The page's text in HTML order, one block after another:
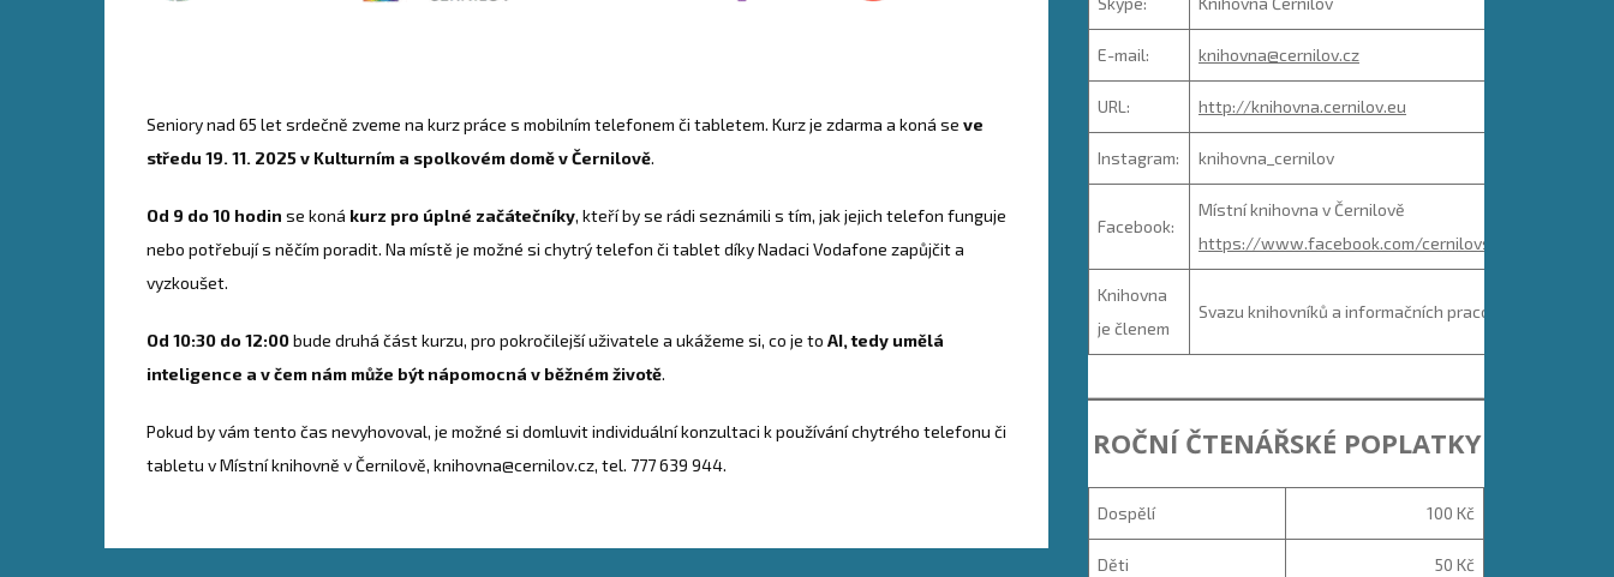
Seniory nad 65 let srdečně zveme na kurz práce s mobilním telefonem či tabletem. Kurz je zdarma a koná se ve
středu 19. 11. 2025 v Kulturním a spolkovém domě v Černilově.
Od 9 do 10 hodin se koná kurz pro úplné začátečníky, kteří by se rádi seznámili s tím, jak jejich telefon funguje
nebo potřebují s něčím poradit. Na místě je možné si chytrý telefon či tablet díky Nadaci Vodafone zapůjčit a
vyzkoušet.
Od 10:30 do 12:00bude druhá část kurzu, pro pokročilejší uživatele a ukážeme si, co je to AI, tedy umělá
inteligence a v čem nám může být nápomocná v běžném životě.
Pokud by vám tento čas nevyhovoval, je možné si domluvit individuální konzultaci k používání chytrého telefonu či
tabletu v Místní knihovně v Černilově, knihovna@cernilov.cz, tel. 777 639 944.
E-mail: knihovna@cernilov.cz
URL: http://knihovna.cernilov.eu
Instagram: knihovna_cernilov
Facebook:
Místní knihovna v Černilově
https://www.facebook.com/cernilovskaknihovna
Knihovna
je členem
Svazu knihovníků a informačních pracovníků ČR
ROČNÍ ČTENÁŘSKÉ POPLATKY
Dospělí 100 Kč
Děti 50 Kč